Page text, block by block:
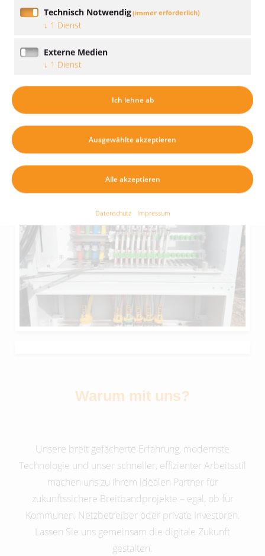
Warum mit uns?
Unsere breit gefächerte Erfahrung, modernste
Technologie und unser schneller, effizienter Arbeitsstil
machen uns zu Ihrem idealen Partner für
zukunftssichere Breitbandprojekte – egal, ob für
Kommunen, Netzbetreiber oder private Investoren.
Lassen Sie uns gemeinsam die digitale Zukunft
gestalten.
Technisch Notwendig(immer erforderlich)
↓ 1 Dienst
Externe Medien
↓ 1 Dienst
Ich lehne ab
Ausgewählte akzeptieren
Alle akzeptieren
Datenschutz Impressum